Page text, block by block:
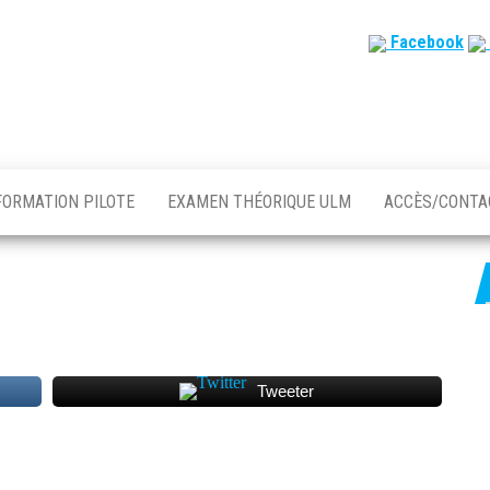
Facebook
PILOTE EXAMEN THÉORIQUE ULM ACCÈS/
Tweeter